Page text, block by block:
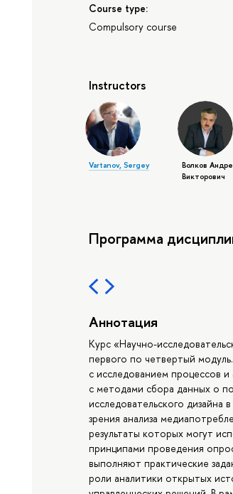
Course type:
Compulsory course
Instructors
Vartanov, Sergey
Волков
Викторович
Программа
Аннотация
Курс «Научно-
первого по четвертый
с исследованием процессов
с методами сбора данных о
исследовательского
зрения анализа
результаты которых могут
принципами проведения
выполняют практические
роли аналитики открытых